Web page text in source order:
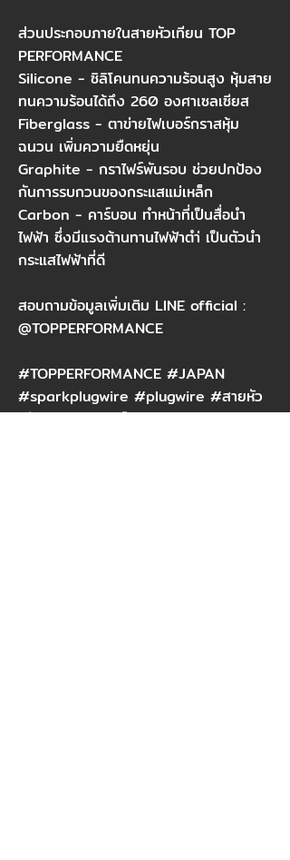
ส่วนประกอบภายในสายหัวเทียน TOP
PERFORMANCE​
Silicone - ซิลิโคนทนความร้อนสูง หุ้มสาย
ทนความร้อนได้ถึง 260 องศาเซลเซียส​
Fiberglass - ตาข่ายไฟเบอร์กราสหุ้ม
ฉนวน เพิ่มความยืดหยุ่น​
Graphite - กราไฟร์พันรอบ ช่วยปกป้อง
กันการรบกวนของกระแสแม่เหล็ก​
Carbon - คาร์บอน ทำหน้าที่เป็นสื่อนำ
ไฟฟ้า ซึ่งมีแรงต้านทานไฟฟ้าตำ่ เป็นตัวนำ
กระแสไฟฟ้าที่ดี​
สอบถามข้อมูลเพิ่มเติม LINE official :
@TOPPERFORMANCE​
#TOPPERFORMANCE #JAPAN
#sparkplugwire #plugwire #สายหัว
เทียน #สายคอยล์